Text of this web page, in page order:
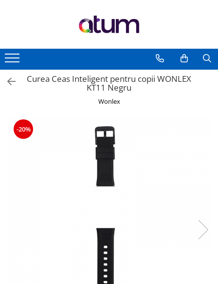
Ceas Inteligent Pentru Copii
Accesorii Ceas Inteligent
Branturi Incalzite Electric
Articole cu Incalzire Electrica
Curea Ceas Inteligent pentru copii WONLEX
KT11 Negru
Wonlex
-20%